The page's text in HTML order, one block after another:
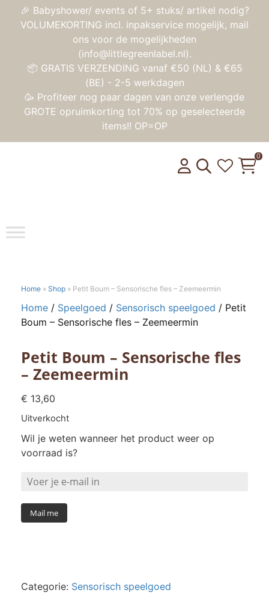
🎉 Babyshower/ events of 5+ stuks/ artikel nodig?
VOLUMEKORTING incl. inpakservice mogelijk, mail
ons voor de mogelijkheden
(info@littlegreenlabel.nl).
📦 GRATIS VERZENDING vanaf €50 (NL) & €65
(BE) - 2-5 werkdagen
🥳 Profiteer nog paar dagen van onze verlengde
GROTE opruimkorting tot 70% op geselecteerde
items!! OP=OP
Toggle
0
Home » Shop » Petit Boum – Sensorische fles – Zeemeermin
Home / Speelgoed / Sensorisch speelgoed / Petit
Boum – Sensorische fles – Zeemeermin
Petit Boum – Sensorische fles
– Zeemeermin
€ 13,60
Uitverkocht
Wil je weten wanneer het product weer op
voorraad is?
Mail me
Categorie: Sensorisch speelgoed